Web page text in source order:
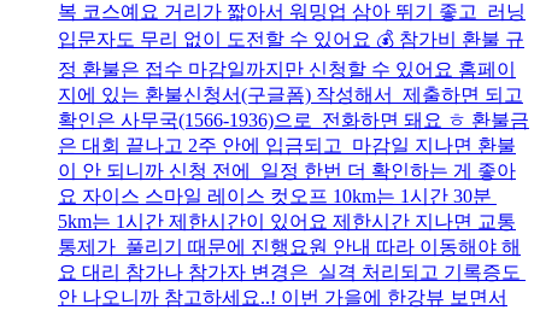
복 코스예요 거리가 짧아서 워밍업 삼아 뛰기 좋고 러닝
입문자도 무리 없이 도전할 수 있어요 💰 참가비 환불 규
정 환불은 접수 마감일까지만 신청할 수 있어요 홈페이
지에 있는 환불신청서(구글폼) 작성해서 제출하면 되고
확인은 사무국(1566-1936)으로 전화하면 돼요 ㅎ 환불금
은 대회 끝나고 2주 안에 입금되고 마감일 지나면 환불
이 안 되니까 신청 전에 일정 한번 더 확인하는 게 좋아
요 자이스 스마일 레이스 컷오프 10km는 1시간 30분
5km는 1시간 제한시간이 있어요 제한시간 지나면 교통
통제가 풀리기 때문에 진행요원 안내 따라 이동해야 해
요 대리 참가나 참가자 변경은 실격 처리되고 기록증도
안 나오니까 참고하세요..! 이번 가을에 한강뷰 보면서